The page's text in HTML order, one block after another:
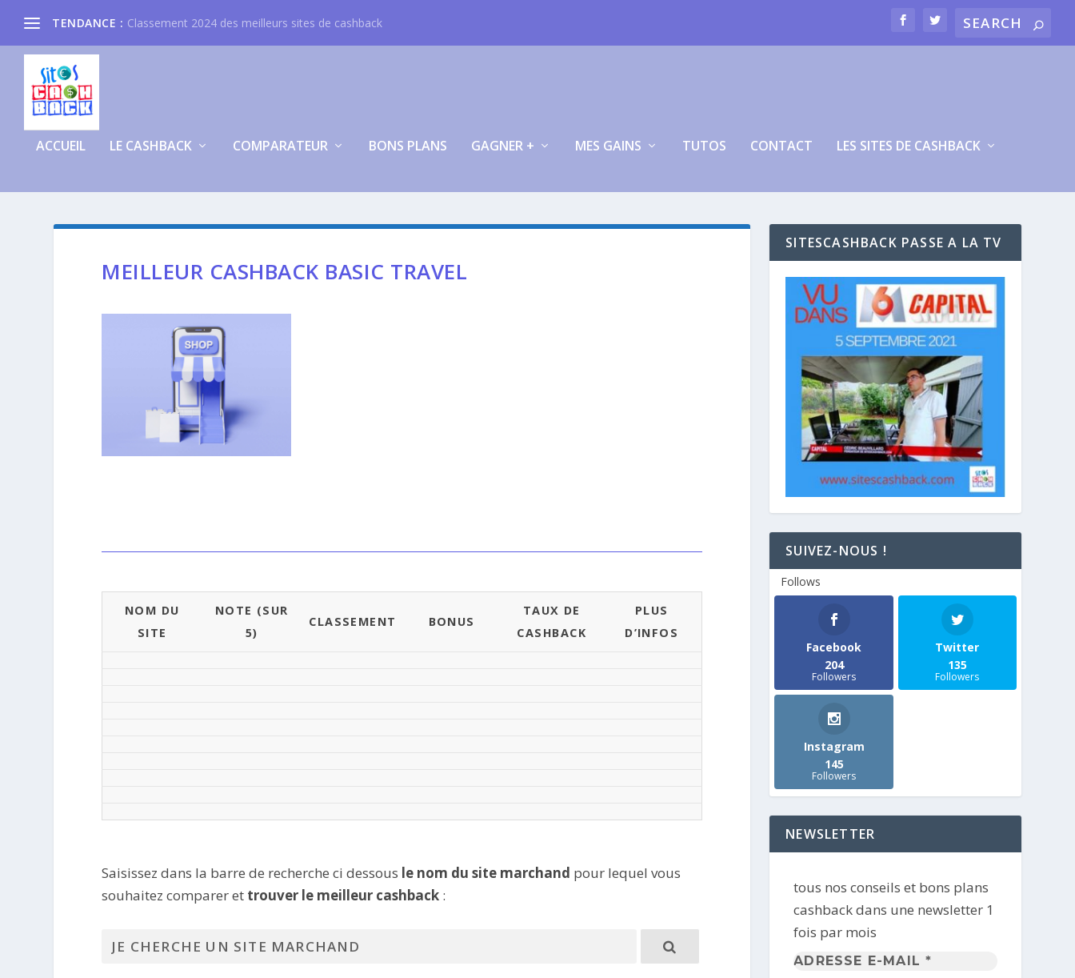
TENDANCE : Classement 2024 des meilleurs sites de cashback
ACCUEIL LE CASHBACK COMPARATEUR BONS PLANS GAGNER + MES GAINS TUTOS CONTACT LES SITES DE CASHBACK
MEILLEUR CASHBACK BASIC TRAVEL
NOM DU
SITE
NOTE (SUR
5)
CLASSEMENT BONUS
TAUX DE
CASHBACK
PLUS
D’INFOS
Saisissez dans la barre de recherche ci dessous le nom du site marchand pour lequel vous
souhaitez comparer et trouver le meilleur cashback :
SITESCASHBACK PASSE A LA TV
SUIVEZ-NOUS !
Follows
Facebook
204
Followers
Twitter
135
Followers
Instagram
145
Followers
NEWSLETTER
tous nos conseils et bons plans
cashback dans une newsletter 1
fois par mois
Adresse